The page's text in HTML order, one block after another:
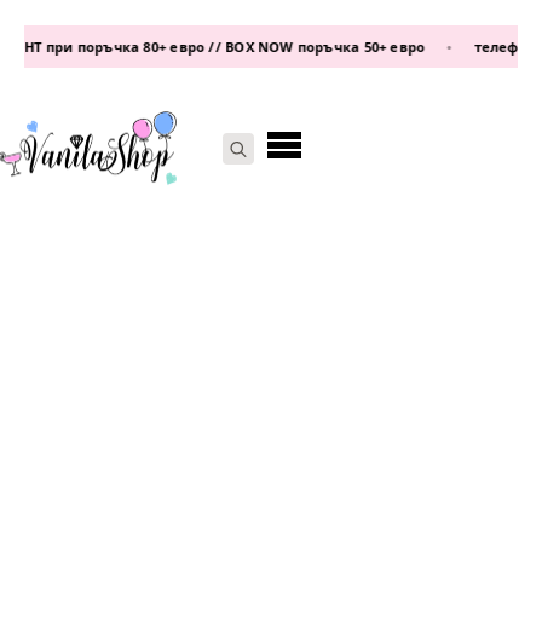
поръчка 80+ евро // BOX NOW поръчка 50+ евро • телефон: